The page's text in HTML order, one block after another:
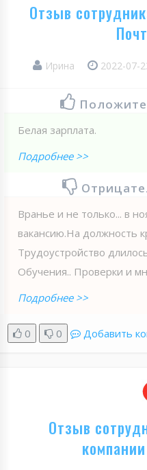
Отзыв
Ирина 2022-07-
Белая зарплата.
Подробнее >>
Вранье и не только... в
вакансию.На должность
Трудоустройство
Обучения.. Проверки и
Подробнее >>
0 0 Добавить
Отзыв